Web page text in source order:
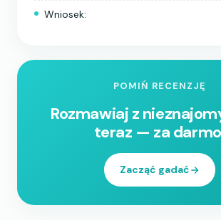
Wniosek:
POMIŃ RECENZJĘ
Rozmawiaj z
teraz — za
Zacząć gadać